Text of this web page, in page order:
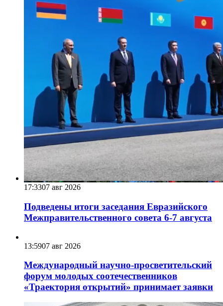
17:3307 авг 2026
Подведены итоги заседания Евразийского
Межправительственного совета 6-7 августа
13:5907 авг 2026
Международный научно-просветительский
форум молодых соотечественников
«Траектория открытий» принимает заявки